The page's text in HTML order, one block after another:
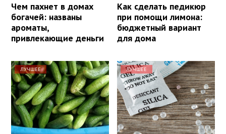
Чем пахнет в домах
богачей: названы
ароматы,
привлекающие деньги
Как сделать педикюр
при помощи лимона:
бюджетный вариант
для дома
ЛУЧШЕЕ ЛУЧШЕЕ